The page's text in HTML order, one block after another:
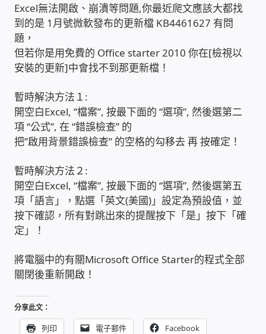
收費標準依據
照片紀實影音
儀器設備
網路建置規劃維修-實績案例
插卡計費
自動控制PLC專案設計-實績案例
電子鎖安裝-實績案例
Excel無法開啟、崩潰等問題,你最近爬文應該大都找
到的是 1月號微軟發布的更新檔 KB4461627 有問
題，
但若你是用免費的 Office starter 2010 你在[檢視以
安裝的更新]中會找不到那更新檔！
暫時解決方法１:
開空白Excel, “檔案”, 按最下面的 “選項”, 然後選第二
項 “公式”, 在 “錯誤檢查” 的
把”啟用背景錯誤檢查” 的空格的勾移去 再 按確定！
暫時解決方法２:
開空白Excel, “檔案”, 按最下面的 “選項”, 然後選第五
項「語言」，點選「英文(美國)」設定為預設值，並
按下確認，所有對跳出來的提醒按下「是」按下「確
定」！
將電腦中的有關Microsoft Office Starter的程式全部
關閉後重新開啟！
分享此文：
列印 電子郵件 Facebook